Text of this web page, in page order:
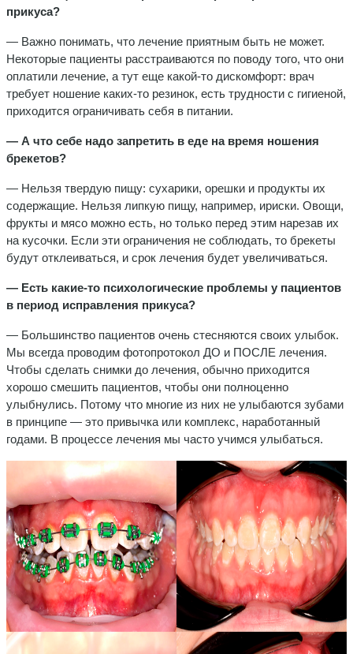
прикуса?
— Важно понимать, что лечение приятным быть не может.
Некоторые пациенты расстраиваются по поводу того, что они
оплатили лечение, а тут еще какой-то дискомфорт: врач
требует ношение каких-то резинок, есть трудности с гигиеной,
приходится ограничивать себя в питании.
— А что себе надо запретить в еде на время ношения
брекетов?
— Нельзя твердую пищу: сухарики, орешки и продукты их
содержащие. Нельзя липкую пищу, например, ириски. Овощи,
фрукты и мясо можно есть, но только перед этим нарезав их
на кусочки. Если эти ограничения не соблюдать, то брекеты
будут отклеиваться, и срок лечения будет увеличиваться.
— Есть какие-то психологические проблемы у пациентов
в период исправления прикуса?
— Большинство пациентов очень стесняются своих улыбок.
Мы всегда проводим фотопротокол ДО и ПОСЛЕ лечения.
Чтобы сделать снимки до лечения, обычно приходится
хорошо смешить пациентов, чтобы они полноценно
улыбнулись. Потому что многие из них не улыбаются зубами
в принципе — это привычка или комплекс, наработанный
годами. В процессе лечения мы часто учимся улыбаться.